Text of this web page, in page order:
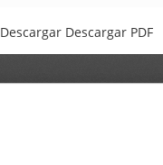
Descargar Descargar PDF